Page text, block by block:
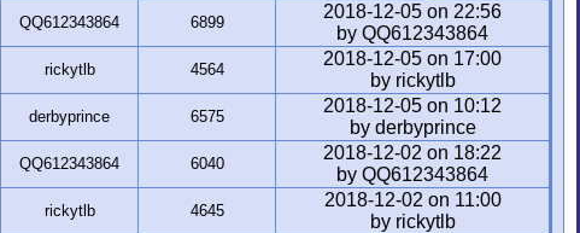
QQ612343864 6899
2018-12-05 on 22:56
by QQ612343864
rickytlb 4564
2018-12-05 on 17:00
by rickytlb
derbyprince 6575
2018-12-05 on 10:12
by derbyprince
QQ612343864 6040
2018-12-02 on 18:22
by QQ612343864
rickytlb 4645
2018-12-02 on 11:00
by rickytlb